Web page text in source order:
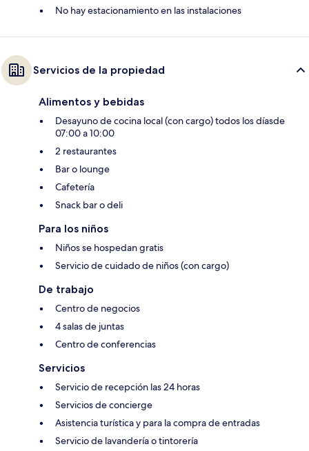
No hay estacionamiento en las instalaciones
Servicios de la propiedad
Alimentos y bebidas
Desayuno de cocina local (con cargo) todos los díasde
07:00 a 10:00
2 restaurantes
Bar o lounge
Cafetería
Snack bar o deli
Para los niños
Niños se hospedan gratis
Servicio de cuidado de niños (con cargo)
De trabajo
Centro de negocios
4 salas de juntas
Centro de conferencias
Servicios
Servicio de recepción las 24 horas
Servicios de concierge
Asistencia turística y para la compra de entradas
Servicio de lavandería o tintorería